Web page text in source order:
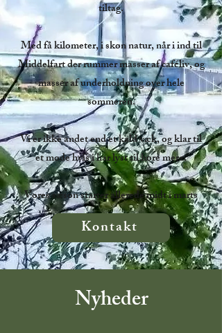
tiltag.
Med få kilometer, i skøn natur, når i ind til
Middelfart der rummer masser af caféliv, og
masser af underholdning over hele
sommeren.
Vi er ikke andet end et kald væk, og klar til
et møde hvis i har lyst til høre mere.
Vores sæson starter allerede midt i marts
Kontakt
Nyheder